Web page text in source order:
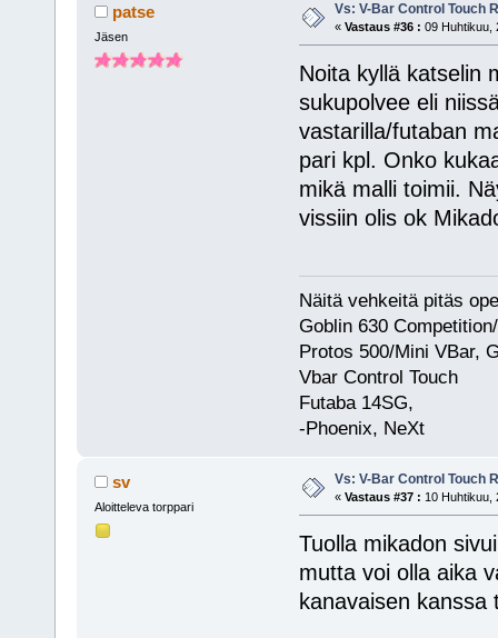
patse
Jäsen
Vs: V-Bar Control Touch
« Vastaus #36 : 09 Huhtikuu,
Noita kyllä katselin
sukupolvee eli
vastarilla/futaban
pari kpl. Onko
mikä malli toimii.
vissiin olis ok
Näitä vehkeitä pitäs
Goblin 630
Protos 500/Mini VBar,
Vbar Control Touch
Futaba 14SG,
-Phoenix, NeXt
sv
Aloitteleva torppari
Vs: V-Bar Control Touch
« Vastaus #37 : 10 Huhtikuu,
Tuolla mikadon
mutta voi olla aika
kanavaisen kanssa